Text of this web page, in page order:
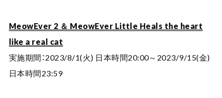
MeowEver 2 ＆ MeowEver Little Heals the heart
like a real cat
実施期間：2023/8/1(火) 日本時間20:00～2023/9/15(金)
日本時間23:59